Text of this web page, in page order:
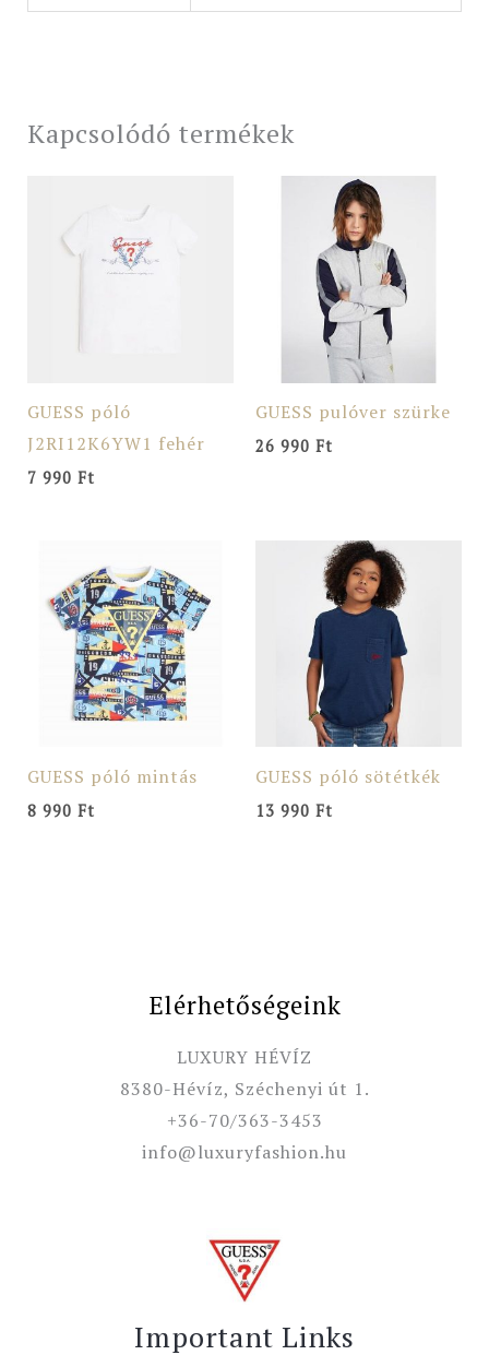
Kapcsolódó termékek
GUESS póló
J2RI12K6YW1 fehér
7 990 Ft
GUESS pulóver szürke
26 990 Ft
GUESS póló mintás
8 990 Ft
GUESS póló sötétkék
13 990 Ft
Elérhetőségeink
LUXURY HÉVÍZ
8380-Hévíz, Széchenyi út 1.
+36-70/363-3453
info@luxuryfashion.hu
Important Links